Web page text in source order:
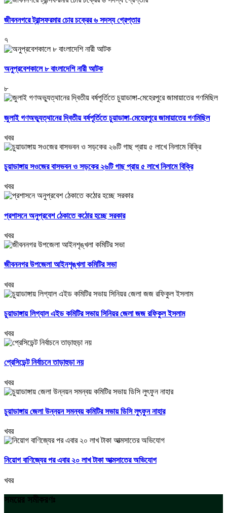
জীবননগরে ট্রান্সফরমার চোর চক্রের ৬ সদস্য গ্রেপ্তার
৭
অনুপ্রবেশকালে ৮ বাংলাদেশি নারী আটক
৮
জুলাই গণঅভ্যুত্থানের দ্বিতীয় বর্ষপূর্তিতে চুয়াডাঙ্গা-মেহেরপুরে জামায়াতের গণমিছিল
খবর
চুয়াডাঙ্গায় সওজের বাসভবন ও সড়কের ২৬টি গাছ প্রায় ৫ লাখে নিলামে বিক্রি
খবর
প্রশাসনে অনুপ্রবেশ ঠেকাতে কঠোর হচ্ছে সরকার
খবর
জীবননগর উপজেলা আইনশৃঙ্খলা কমিটির সভা
খবর
চুয়াডাঙ্গায় লিগ্যাল এইড কমিটির সভায় সিনিয়র জেলা জজ রফিকুল ইসলাম
খবর
প্রেসিডেন্ট নির্বাচনে তাড়াহুড়া নয়
খবর
চুয়াডাঙ্গায় জেলা উন্নয়ন সমন্বয় কমিটির সভায় ডিসি লুৎফুন নাহার
খবর
নিয়োগ বাণিজ্যের পর এবার ২০ লাখ টাকা আত্মসাতের অভিযোগ
খবর
সময়ের সমীকরণঃ